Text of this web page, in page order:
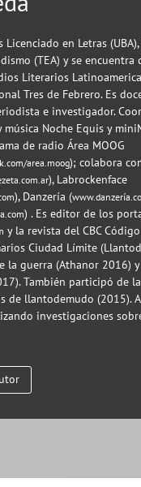
Licenciado en Letras (UBA),
(TEA) y se encuentra
Literarios
Tres de Febrero. Es
e investigador.
Noche Equis y
de radio Área MOOG
area.moog); colabora
), Labrockenface
), Danzería (
) . Es editor de los
y la revista del CBC
Ciudad Límite
la guerra (Athanor 2016)
También participó de
de llantodemudo (2015).
investigaciones